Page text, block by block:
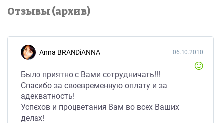
Отзывы (архив)
Anna BRANDiANNA 06.10.2010
Было приятно с Вами сотрудничать!!!
Спасибо за своевременную оплату и за
адекватность!
Успехов и процветания Вам во всех Ваших
делах!